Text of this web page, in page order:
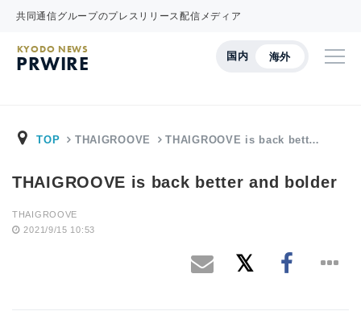
共同通信グループのプレスリリース配信メディア
国内 海外
KYODO NEWS
PRWIRE
TOP THAIGROOVE THAIGROOVE is back bett…
THAIGROOVE is back better and bolder
THAIGROOVE
2021/9/15 10:53